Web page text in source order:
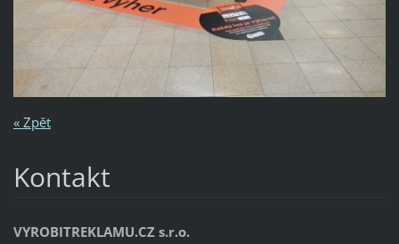
« Zpět
Kontakt
VYROBITREKLAMU.CZ s.r.o.